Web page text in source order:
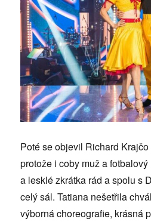
Poté se objevil Richard
protože i coby muž a
a lesklé zkrátka rád a spolu s
celý sál. Tatiana nešetřila
výborná choreografie, krásná